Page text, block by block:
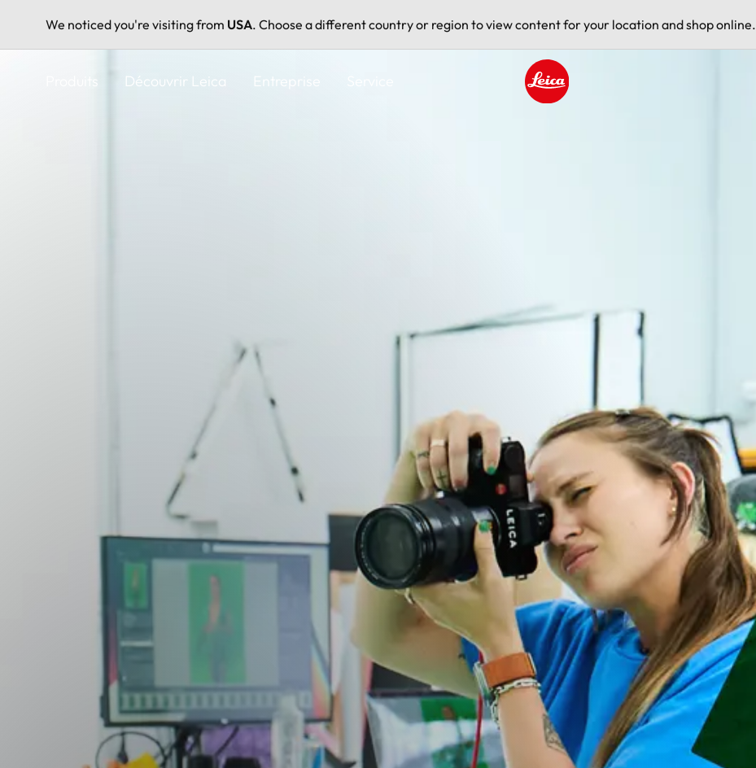
We noticed you're visiting from USA. Choose a different country or region to view content for your location and shop online.
Produits Découvrir Leica Entreprise